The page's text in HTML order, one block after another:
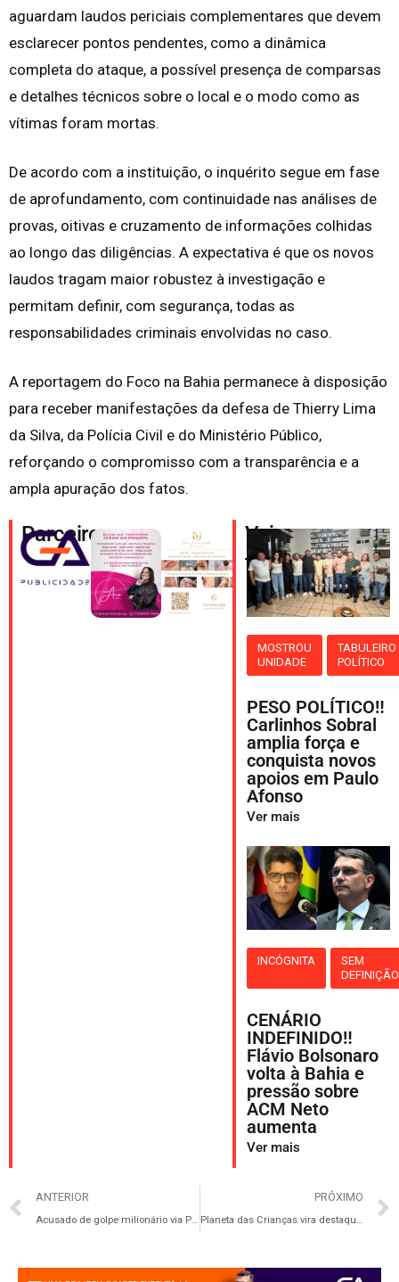
aguardam laudos periciais complementares que devem
esclarecer pontos pendentes, como a dinâmica
completa do ataque, a possível presença de comparsas
e detalhes técnicos sobre o local e o modo como as
vítimas foram mortas.
De acordo com a instituição, o inquérito segue em fase
de aprofundamento, com continuidade nas análises de
provas, oitivas e cruzamento de informações colhidas
ao longo das diligências. A expectativa é que os novos
laudos tragam maior robustez à investigação e
permitam definir, com segurança, todas as
responsabilidades criminais envolvidas no caso.
A reportagem do Foco na Bahia permanece à disposição
para receber manifestações da defesa de Thierry Lima
da Silva, da Polícia Civil e do Ministério Público,
reforçando o compromisso com a transparência e a
ampla apuração dos fatos.
Parceiros
Veja
também
MOSTROU
UNIDADE
TABULEIRO
POLÍTICO
PESO POLÍTICO‼️
Carlinhos Sobral
amplia força e
conquista novos
apoios em Paulo
Afonso
Ver mais
INCÓGNITA
SEM
DEFINIÇÃO
CENÁRIO
INDEFINIDO‼️
Flávio Bolsonaro
volta à Bahia e
pressão sobre
ACM Neto
aumenta
Ver mais
ANTERIOR PRÓXIMO